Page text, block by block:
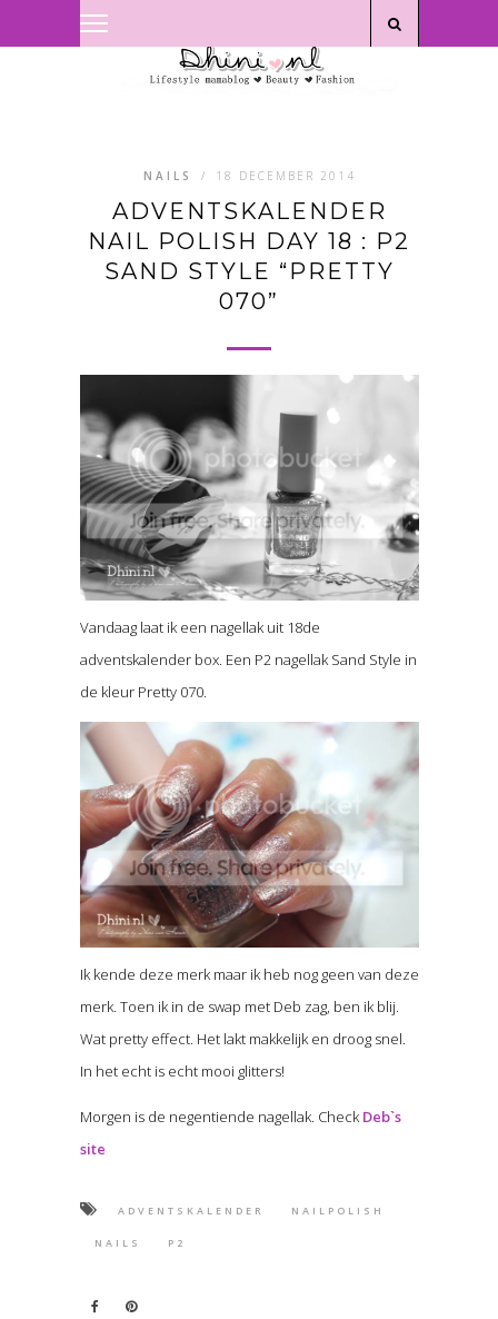
NAILS / 18 DECEMBER 2014
ADVENTSKALENDER
NAIL POLISH DAY 18 : P2
SAND STYLE “PRETTY
070”
Vandaag laat ik een nagellak uit 18de
adventskalender box. Een P2 nagellak Sand Style in
de kleur Pretty 070.
Ik kende deze merk maar ik heb nog geen van deze
merk. Toen ik in de swap met Deb zag, ben ik blij.
Wat pretty effect. Het lakt makkelijk en droog snel.
In het echt is echt mooi glitters!
Morgen is de negentiende nagellak. CheckDeb`s
site
ADVENTSKALENDER NAILPOLISH
NAILS P2